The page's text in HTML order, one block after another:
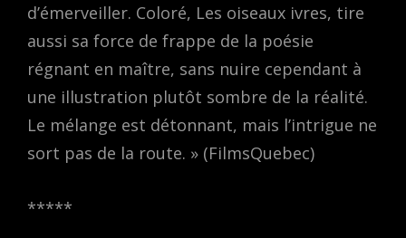
d’émerveiller. Coloré, Les oiseaux ivres, tire
aussi sa force de frappe de la poésie
régnant en maître, sans nuire cependant à
une illustration plutôt sombre de la réalité.
Le mélange est détonnant, mais l’intrigue ne
sort pas de la route. » (FilmsQuebec)
*****